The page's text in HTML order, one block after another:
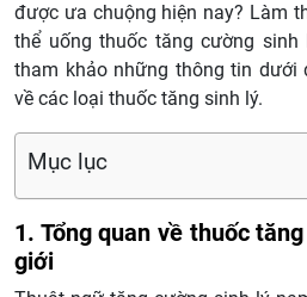
được ưa chuộng hiện nay? Làm
thể uống thuốc tăng cường sinh
tham khảo những thông tin dưới
về các loại thuốc tăng sinh lý.
Mục lục
1. Tổng quan về thuốc
giới